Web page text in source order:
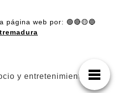
página web por: 🟢🔴🟡🔵
y entretenimiento